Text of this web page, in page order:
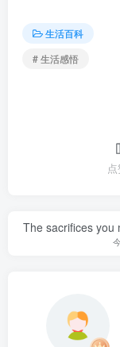
生活百科
# 生活感悟
The sacrifices you